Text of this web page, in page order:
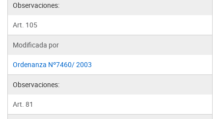
Observaciones:
Art. 105
Modificada por
Ordenanza Nº7460/ 2003
Observaciones:
Art. 81